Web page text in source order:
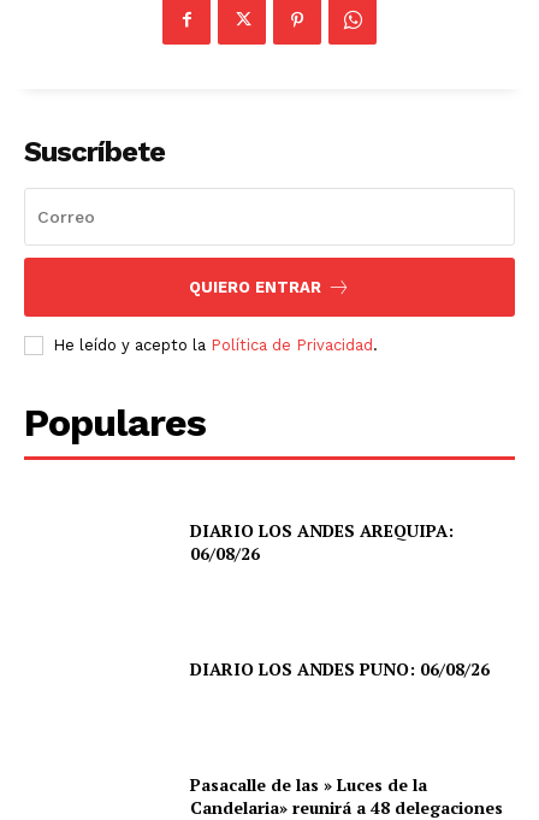
Suscríbete
QUIERO ENTRAR
He leído y acepto la Política de Privacidad.
Populares
DIARIO LOS ANDES AREQUIPA:
06/08/26
DIARIO LOS ANDES PUNO: 06/08/26
Pasacalle de las » Luces de la
Candelaria» reunirá a 48 delegaciones